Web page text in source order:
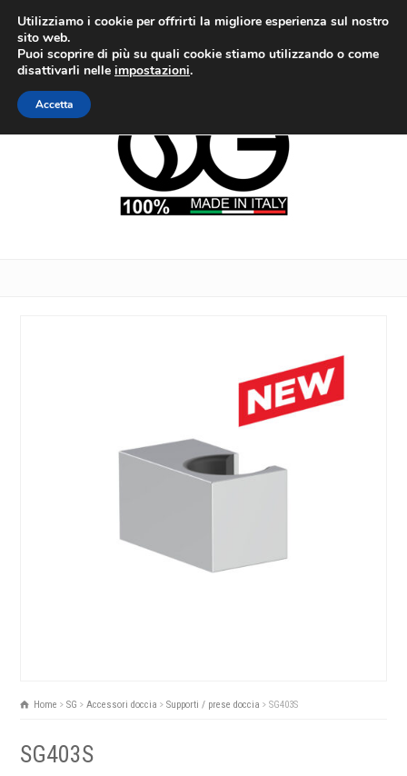
Home SG Accessori doccia Supporti / prese doccia SG403S
SG403S
Utilizziamo i cookie per offrirti la migliore esperienza sul nostro
sito web.
Puoi scoprire di più su quali cookie stiamo utilizzando o come
disattivarli nelle impostazioni.
Accetta